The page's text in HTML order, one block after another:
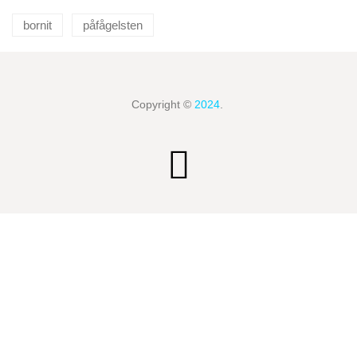
bornit påfågelsten
Copyright © 2024.